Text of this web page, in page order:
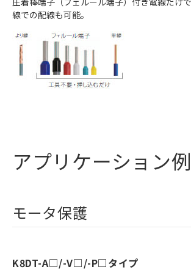
線での配線も可能。
アプリケーション例
モータ保護
K8DT-A□/-V□/-P□タイプ